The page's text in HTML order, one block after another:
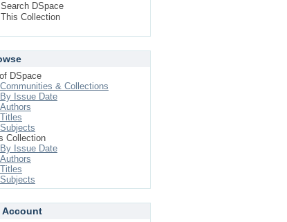
Search DSpace
This Collection
DSpace
Communities & Collections
By Issue Date
Authors
Titles
Subjects
Collection
By Issue Date
Authors
Titles
Subjects
Account